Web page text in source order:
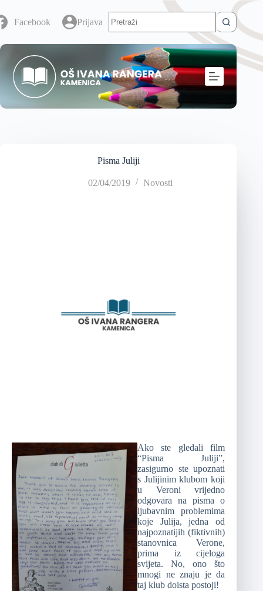
Facebook Prijava
Pisma Juliji
02/04/2019 Novosti
Ako ste gledali film
“Pisma Juliji”,
zasigurno ste upoznati
s Julijinim klubom koji
u Veroni vrijedno
odgovara na pisma o
ljubavnim problemima
koje Julija, jedna od
najpoznatijih (fiktivnih)
stanovnica Verone,
prima iz cijeloga
svijeta. No, ono što
mnogi ne znaju je da
taj klub doista postoji!